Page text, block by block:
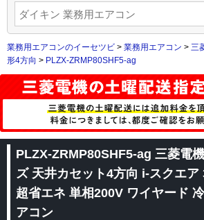
業務用エアコンのイーセツビ > 業務用エアコン > 三
形4方向 > PLZX-ZRMP80SHF5-ag
PLZX-ZRMP80SHF5-ag 三菱電
ズ 天井カセット4方向 i-スクエ
超省エネ 単相200V ワイヤード
アコン